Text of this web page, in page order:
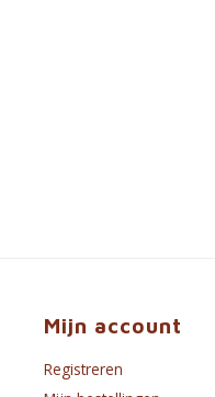
Mijn account
Registreren